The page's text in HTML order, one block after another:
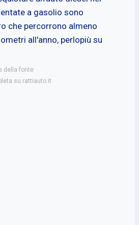
a gasolio sono
che percorrono almeno
all'anno, perlopiù su
della fonte
su rattiauto.it